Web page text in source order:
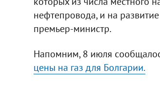
нефтепровода, и на
премьер-министр.
Напомним, 8 июля
цены на газ для Болгарии.